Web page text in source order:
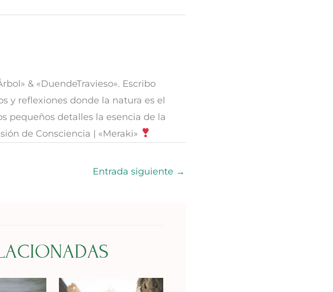
& «DuendeTravieso». Escribo
y reflexiones donde la natura es el
pequeños detalles la esencia de la
de Consciencia | «Meraki»
Entrada siguiente →